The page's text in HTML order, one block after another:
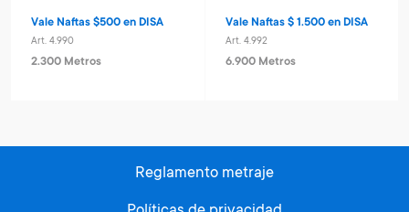
Vale Naftas $500 en DISA
Art. 4.990
2.300 Metros
Vale Naftas $ 1.500 en DISA
Art. 4.992
6.900 Metros
Reglamento metraje